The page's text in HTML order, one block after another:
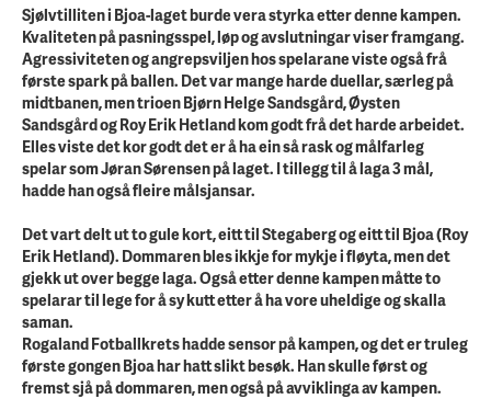
Sjølvtilliten i Bjoa-laget burde vera styrka etter denne kampen.
Kvaliteten på pasningsspel, løp og avslutningar viser framgang.
Agressiviteten og angrepsviljen hos spelarane viste også frå
første spark på ballen. Det var mange harde duellar, særleg på
midtbanen, men trioen Bjørn Helge Sandsgård, Øysten
Sandsgård og Roy Erik Hetland kom godt frå det harde arbeidet.
Elles viste det kor godt det er å ha ein så rask og målfarleg
spelar som Jøran Sørensen på laget. I tillegg til å laga 3 mål,
hadde han også fleire målsjansar.
Det vart delt ut to gule kort, eitt til Stegaberg og eitt til Bjoa (Roy
Erik Hetland). Dommaren bles ikkje for mykje i fløyta, men det
gjekk ut over begge laga. Også etter denne kampen måtte to
spelarar til lege for å sy kutt etter å ha vore uheldige og skalla
saman.
Rogaland Fotballkrets hadde sensor på kampen, og det er truleg
første gongen Bjoa har hatt slikt besøk. Han skulle først og
fremst sjå på dommaren, men også på avviklinga av kampen.